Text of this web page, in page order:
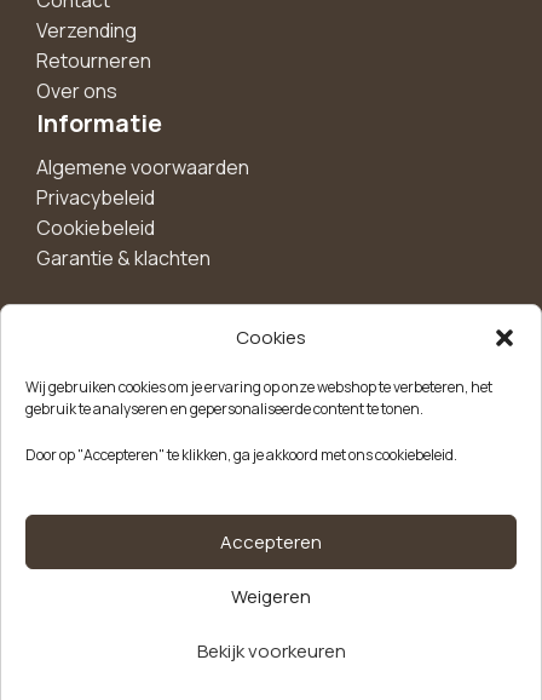
Cookies
Wij gebruiken cookies om je ervaring op onze webshop te verbeteren, het
gebruik te analyseren en gepersonaliseerde content te tonen.
Door op "Accepteren" te klikken, ga je akkoord met ons cookiebeleid.
Accepteren
Weigeren
Bekijk voorkeuren
Verzending
Retourneren
Over ons
Informatie
Algemene voorwaarden
Privacybeleid
Cookiebeleid
Garantie & klachten
korting!
aanbiedingen, nieuwe producten en handige tips.
Kvk-nummer: 85504947Btw-nummer: NL863646165B01